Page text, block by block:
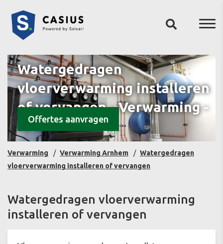
Watergedragen
vloerverwarming installeren
of vervangen - Verwarming -
Arnhem
Offertes aanvragen
Verwarming Verwarming Arnhem
Watergedragen
vloerverwarming installeren of vervangen
Watergedragen vloerverwarming
installeren of vervangen